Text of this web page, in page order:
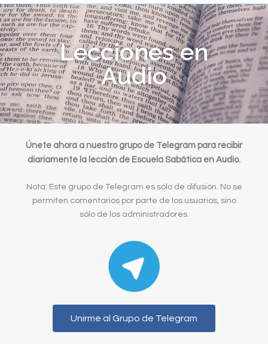
Lecciones en
Audio
Únete ahora a nuestro grupo de Telegram para recibir
diariamente la lección de Escuela Sabática en Audio.
Nota: Este grupo de Telegram es sólo de difusión. No se
permiten comentarios por parte de los usuarios, sino
sólo de los administradores.
Unirme al Grupo de Telegram